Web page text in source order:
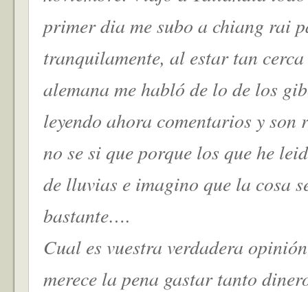
primer dia me subo a chiang rai
tranquilamente, al estar tan
alemana me habló de lo de los
leyendo ahora comentarios y son
no se si que porque los que he
de lluvias e imagino que la cosa
bastante….
Cual es vuestra verdadera
merece la pena gastar tanto